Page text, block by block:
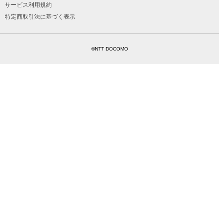
サービス利用規約
特定商取引法に基づく表示
©NTT DOCOMO